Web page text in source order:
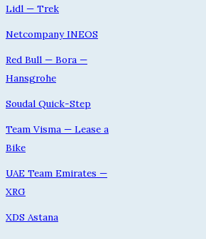
Lidl — Trek
Netcompany INEOS
Red Bull — Bora —
Hansgrohe
Soudal Quick-Step
Team Visma — Lease a
Bike
UAE Team Emirates —
XRG
XDS Astana